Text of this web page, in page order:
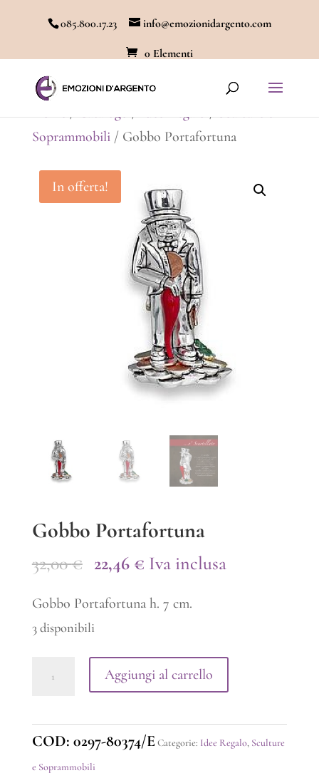
085.800.17.23 info@emozionidargento.com
0 Elementi
Home/Catalogo/Idee Regalo/Sculture e
Soprammobili/ Gobbo Portafortuna
In offerta!
Gobbo Portafortuna
32,00€ Il
originale
era:
32,00 €.
22,46 €Il
attuale
22,46 €.
Iva inclusa
Gobbo Portafortuna h. 7 cm.
3 disponibili
Portafortuna
Aggiungi al carrello
COD: 0297-80374/E Categorie: Idee Regalo, Sculture
e Soprammobili